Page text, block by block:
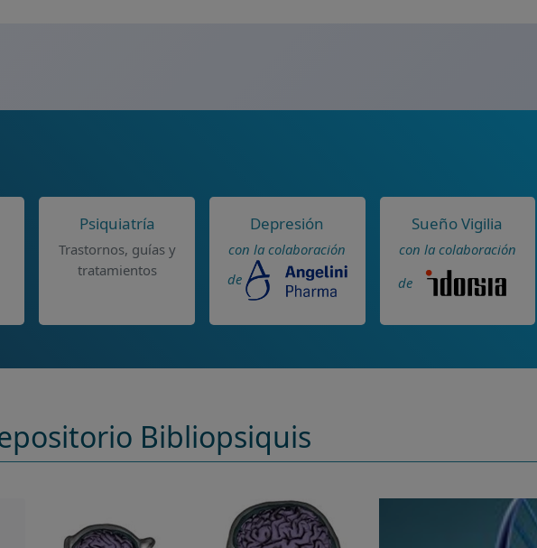
Psiquiatría
Trastornos, guías y
tratamientos
Depresión
con la colaboración
de
Sueño Vigilia
con la colaboración
de
Bibliopsiquis